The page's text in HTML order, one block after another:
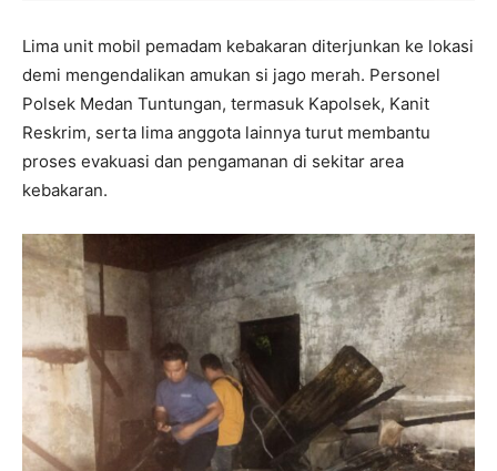
Lima unit mobil pemadam kebakaran diterjunkan ke lokasi
demi mengendalikan amukan si jago merah. Personel
Polsek Medan Tuntungan, termasuk Kapolsek, Kanit
Reskrim, serta lima anggota lainnya turut membantu
proses evakuasi dan pengamanan di sekitar area
kebakaran.